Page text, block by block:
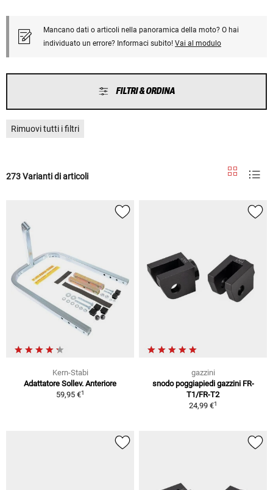
Mancano dati o articoli nella panoramica della moto? O hai
individuato un errore? Informaci subito! Vai al modulo
FILTRI & ORDINA
Rimuovi tutti i filtri
273 Varianti di articoli
Kern-Stabi
Adattatore Sollev. Anteriore
59,95 €1
gazzini
snodo poggiapiedi gazzini FR-
T1/FR-T2
24,99 €1